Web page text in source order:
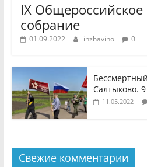
IX Общероссийское
собрание
01.09.2022 inzhavino 0
Салтыково.
11.05.2022
Свежие комментарии